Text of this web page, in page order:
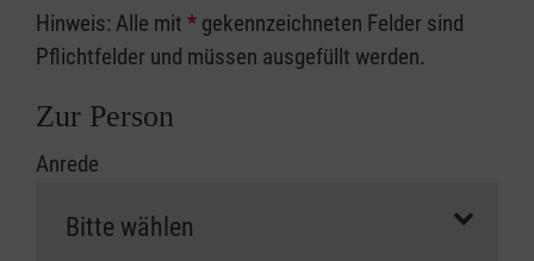
Hinweis: Alle mit * gekennzeichneten Felder sind
Pflichtfelder und müssen ausgefüllt werden.
Zur Person
Anrede